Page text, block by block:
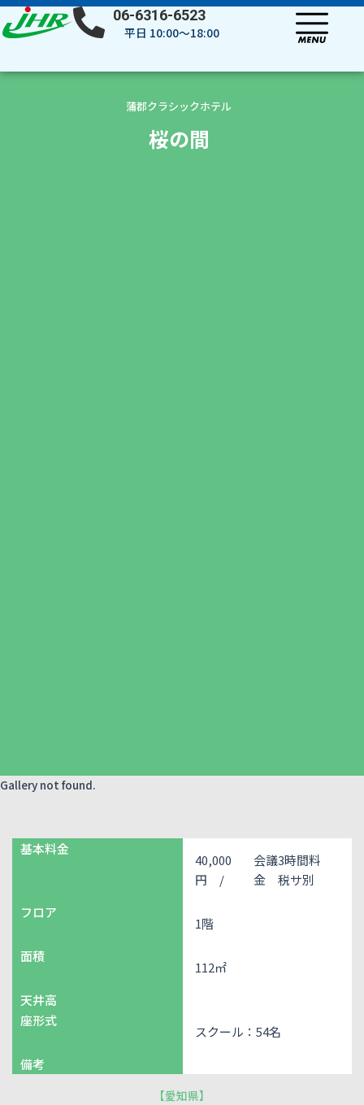
内
容
キ
06-6316-6523
平日 10:00～18:00
蒲郡クラシックホテル
桜の間
Gallery not found.
基本料金
40,000
円 /
会議3時間料
金 税サ別
フロア
1階
面積
112㎡
天井高
座形式
スクール：54名
備考
【愛知県】